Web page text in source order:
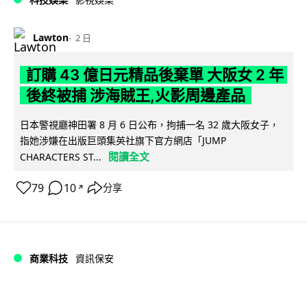
Lawton 2 日
訂購 43 億日元精品後棄單 大阪女 2 年
後終被捕 涉海賊王,火影周邊產品
日本警視廳神田署 8 月 6 日公布，拘捕一名 32 歲大阪女子，
指她涉嫌在出版巨頭集英社旗下官方網店「JUMP
CHARACTERS ST...
閱讀全文
79 10 ↗ 分享
商業科技 資訊保安